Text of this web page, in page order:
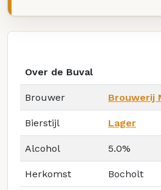
Over de Buval
Brouwer Brouwerij
Bierstijl Lager
Alcohol 5.0%
Herkomst Bocholt